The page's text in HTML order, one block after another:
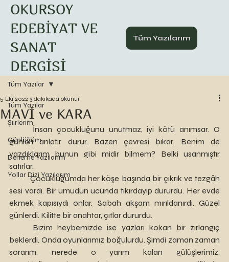
Tüm Yazılarım
OKURSOY
EDEBİYAT VE
SANAT
DERGİSİ
Tüm Yazılar
Şiirlerim
Günlüğüm
Deneme Yazılarım
Yollar Dizi Yazılarım
Tüm Yazılar
MAVİ ve KARA
5 Eki 2022 3 dakikada okunur
	İnsan çocukluğunu unutmaz, iyi kötü anımsar. O
günleri anlatır durur. Bazen çevresi bıkar. Benim de
yazdıklarım bunun gibi midir bilmem? Belki usanmıştır
satırlar.
	Çocukluğumda her köşe başında bir çıkrık ve tezgâh
sesi vardı. Bir umudun ucunda tıkırdayıp dururdu. Her evde
ekmek kapısıydı onlar. Sabah akşam mırıldanırdı. Güzel
günlerdi. Kilitte bir anahtar, çıtlar dururdu.
beklerdi. Onda oyunlarımız boğulurdu. Şimdi zaman zaman
sorarım, nerede o yarım kalan gülüşlerimiz,